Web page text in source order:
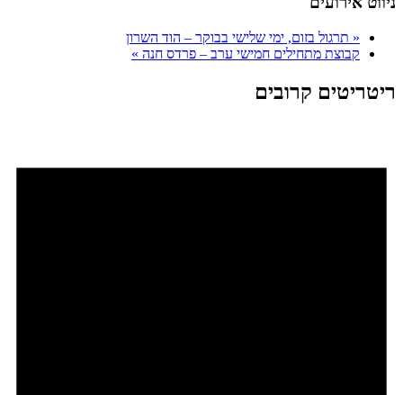
« תרגול בזום, ימי שלישי בבוקר – הוד השרון
קבוצת מתחילים חמישי ערב – פרדס חנה »
ריטריטים קרובים